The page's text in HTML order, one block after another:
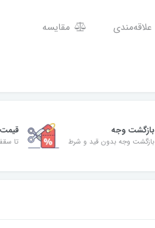
مقایسه
بازگشت وجه
بازگشت وجه بدون قید و شرط تا سقف 30%